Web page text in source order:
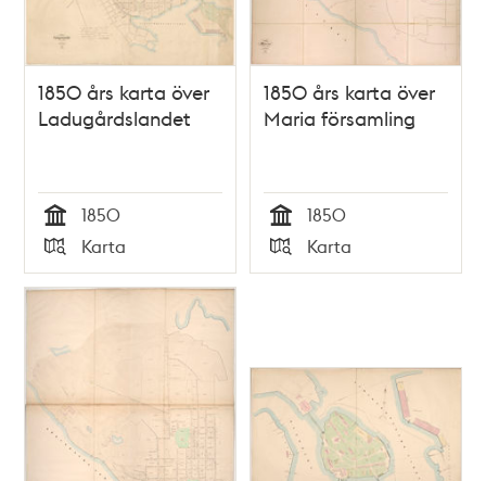
1850 års karta över
Ladugårdslandet
Tid
1850
Typ
Karta
1850 års karta över
Maria församling
Tid
1850
Typ
Karta